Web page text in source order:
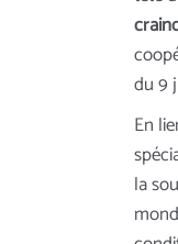
du 9
En
la